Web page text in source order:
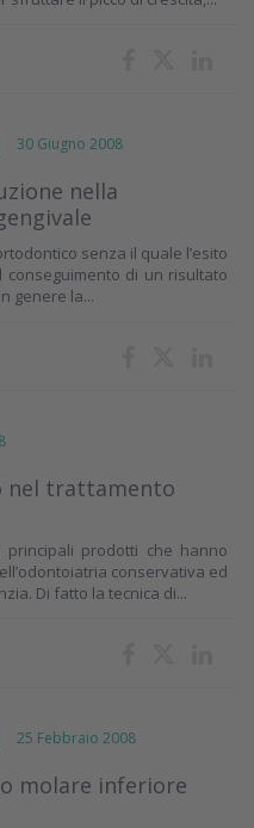
30 Giugno 2008
nella
senza il quale l’esito
di un risultato
genere la...
nel trattamento
principali prodotti che hanno
conservativa ed
Di fatto la tecnica di...
25 Febbraio 2008
molare inferiore